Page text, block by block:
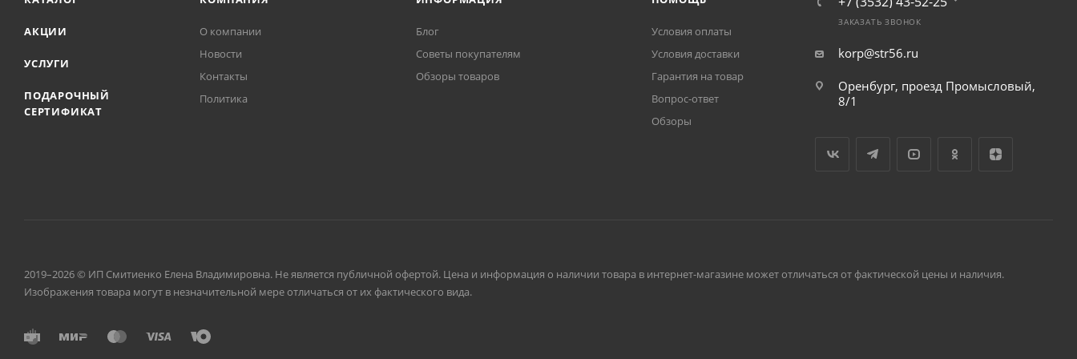
АКЦИИ
УСЛУГИ
ПОДАРОЧНЫЙ
СЕРТИФИКАТ
О компании
Новости
Контакты
Политика
Блог
Советы покупателям
Обзоры товаров
Условия оплаты
Условия доставки
Гарантия на товар
Вопрос-ответ
Обзоры
ЗАКАЗАТЬ ЗВОНОК
korp@str56.ru
Оренбург, проезд Промысловый,
8/1
2019–2026 © ИП Смитиенко Елена Владимировна. Не является публичной офертой. Цена и информация о наличии товара в интернет-магазине может отличаться от фактической цены и наличия.
Изображения товара могут в незначительной мере отличаться от их фактического вида.